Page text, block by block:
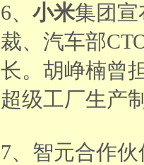
6、 小米集团宣
裁、汽车部
长。胡峥楠曾
超级工厂生产
7、智元合作